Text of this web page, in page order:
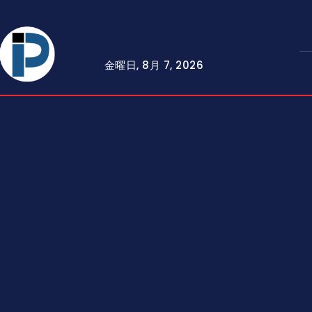
金曜日, 8月 7, 2026